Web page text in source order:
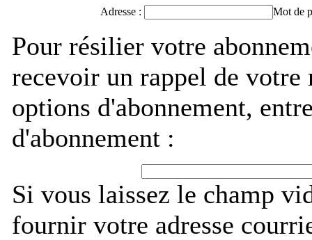
Adresse : Mot de
Pour résilier votre
recevoir un rappel de
options d'abonnement,
d'abonnement :
Si vous laissez le champ
fournir votre adresse